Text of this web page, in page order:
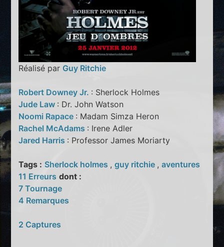
Réalisé par Guy Ritchie
Robert Downey Jr. : Sherlock Holmes
Jude Law : Dr. John Watson
Noomi Rapace : Madam Simza Heron
Rachel McAdams : Irene Adler
Jared Harris : Professor James Moriarty
Tags : Sherlock holmes ,guy ritchie ,aventures
11 Erreurs dont :
7 Tournage
4 Remarques
2 Captures